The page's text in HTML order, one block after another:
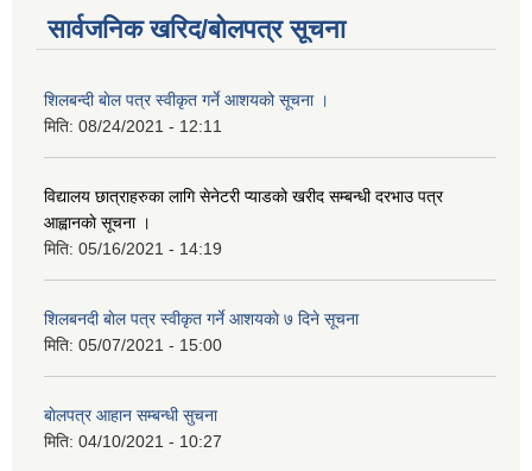
सार्वजनिक खरिद/बोलपत्र सूचना
शिलबन्दी बाेल पत्र स्वीकृत गर्ने आशयको सूचना ।
मिति: 08/24/2021 - 12:11
विद्यालय छात्राहरुका लागि सेनेटरी प्याडको खरीद सम्बन्धी दरभाउ पत्र
आह्वानकाे सूचना ।
मिति: 05/16/2021 - 14:19
शिलबनदी बाेल पत्र स्वीकृत गर्ने आशयकाे ७ दिने सूचना
मिति: 05/07/2021 - 15:00
बाेलपत्र आहान सम्बन्धी सुचना
मिति: 04/10/2021 - 10:27